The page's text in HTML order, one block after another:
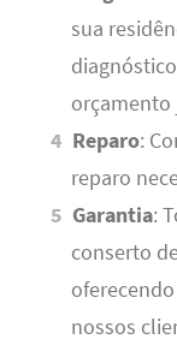
sua
orçamento
Reparo:
reparo
Garantia:
conserto
nossos